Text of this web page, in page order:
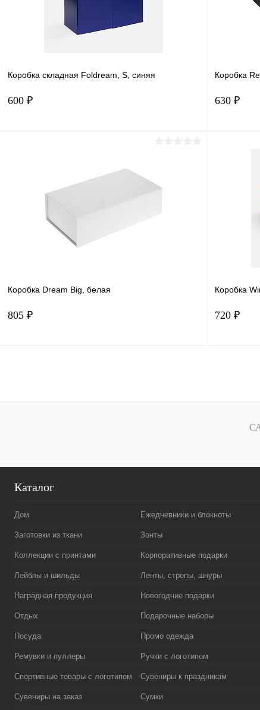
Коробка складная Foldream, S, синяя
600 ₽
Купить в 1 клик Сравнение
Коробка
630 ₽
Купить
В
Коробка Dream Big, белая
805 ₽
Коробка
720 ₽
Каталог
Дом Ежедневники и блокноты
Заготовки из ткани Зонты
Коллекции с принтами Корпоративные подарки
Лейблы и шильды Ленты, стропы, шнуры
Наградная продукция Новогодние подарки
Отдых Подарочные наборы
Посуда Промо одежда
Ремувки и пуллеры Ручки с логотипом
Спортивные товары с логотипом Сувениры к праздникам
Сувениры на заказ Сумки